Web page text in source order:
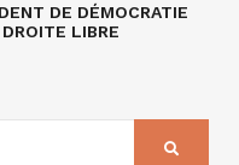
DE DÉMOCRATIE
LIBRE